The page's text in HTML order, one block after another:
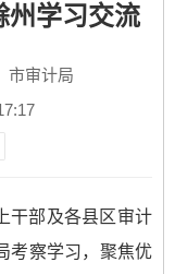
州学习交流
市审计局
干部及各县区审计
考察学习，聚焦优